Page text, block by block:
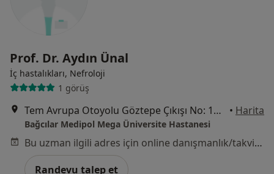
Prof. Dr. Aydın Ünal
İç hastalıkları, Nefroloji
1 görüş
Tem Avrupa Otoyolu Göztepe Çıkışı No: 1Bağcılar, İstanbul • Harita
Bağcılar Medipol Mega Üniversite Hastanesi
Bu uzman ilgili adres için online danışmanlık/takvim sunmuyor.
Randevu talep et